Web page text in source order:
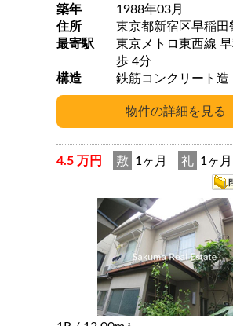
築年
1988年03月
住所
東京都新宿区早稲田
最寄駅
東京メトロ東西線 早稲田
歩 4分
構造
鉄筋コンクリート造
4.5 万円 敷 1ヶ月 礼 1ヶ月
2